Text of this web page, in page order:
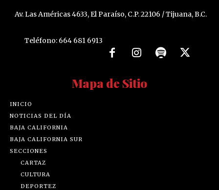
Av. Las Américas 4633, El Paraíso, C.P. 22106 / Tijuana, B.C.
Teléfono: 664 681 6913
Mapa de Sitio
INICIO
NOTICIAS DEL DÍA
BAJA CALIFORNIA
BAJA CALIFORNIA SUR
SECCIONES
CARTAZ
CULTURA
DEPORTEZ